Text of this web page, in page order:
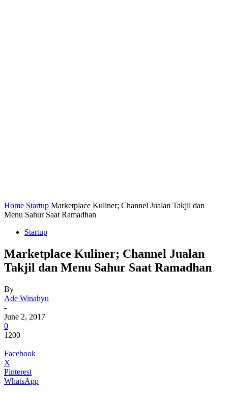
Home Startup Marketplace Kuliner; Channel Jualan Takjil dan
Menu Sahur Saat Ramadhan
Startup
Marketplace Kuliner; Channel Jualan
Takjil dan Menu Sahur Saat Ramadhan
By
Ade Winahyu
-
June 2, 2017
0
1200
Facebook
X
Pinterest
WhatsApp